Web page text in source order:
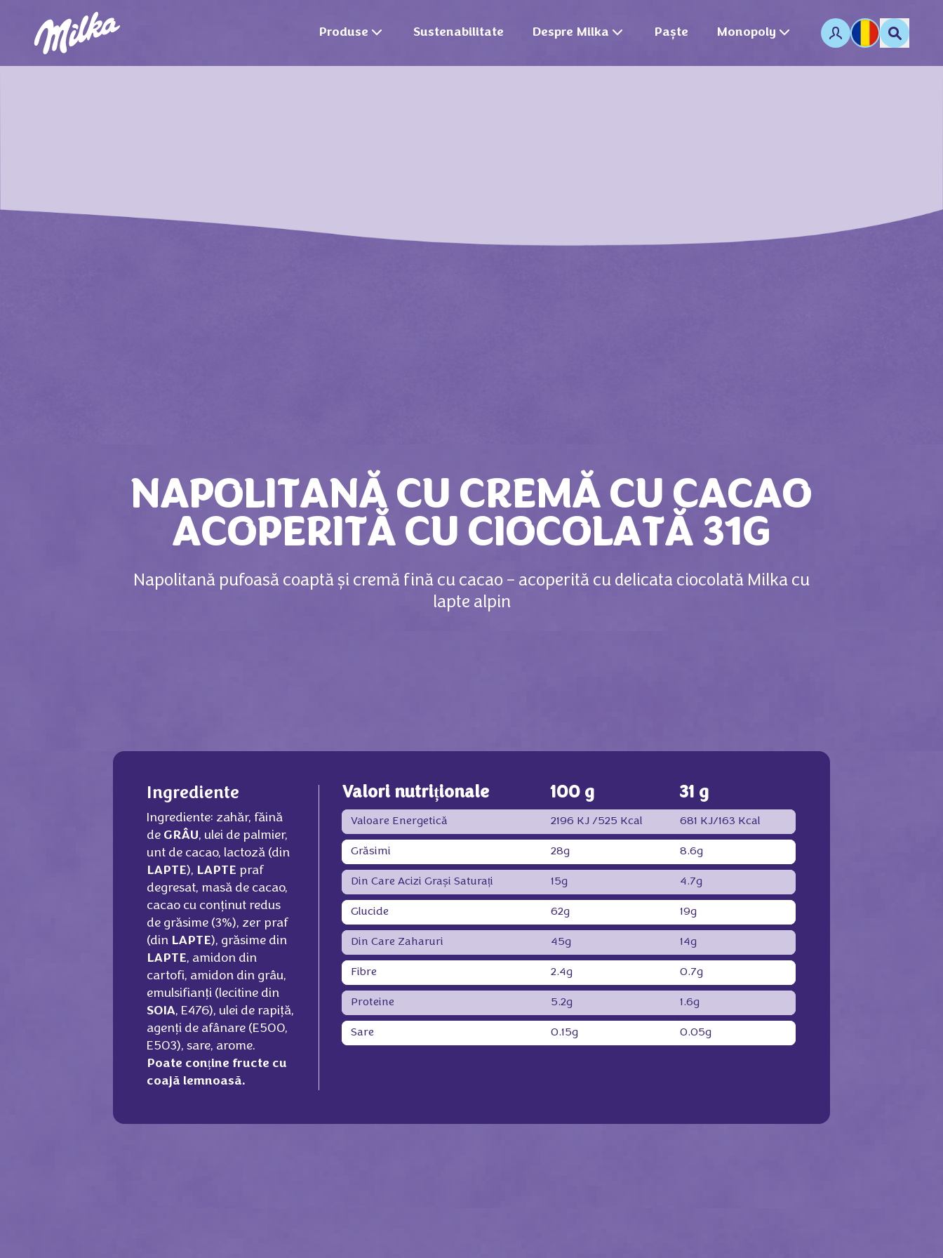
Produse Sustenabilitate Despre Milka Paște Monopoly
NAPOLITANĂ CU CREMĂ CU CACAO
ACOPERITĂ CU CIOCOLATĂ 31G
Napolitană pufoasă coaptă și cremă fină cu cacao – acoperită cu delicata ciocolată Milka cu
lapte alpin
Ingrediente
Ingrediente: zahăr, făină
de GRÂU, ulei de palmier,
unt de cacao, lactoză (din
LAPTE), LAPTE praf
degresat, masă de cacao,
cacao cu conţinut redus
de grăsime (3%), zer praf
(din LAPTE), grăsime din
LAPTE, amidon din
cartofi, amidon din grâu,
emulsifianţi (lecitine din
SOIA, E476), ulei de rapiţă,
agenţi de afânare (E500,
E503), sare, arome.
Poate conține fructe cu
coajă lemnoasă.
Valori nutriționale 100 g 31 g
Valoare Energetică 2196 KJ /525 Kcal 681 KJ/163 Kcal
Grăsimi 28g 8.6g
Din Care Acizi Grași Saturați 15g 4.7g
Glucide 62g 19g
Din Care Zaharuri 45g 14g
Fibre 2.4g 0.7g
Proteine 5.2g 1.6g
Sare 0.15g 0.05g